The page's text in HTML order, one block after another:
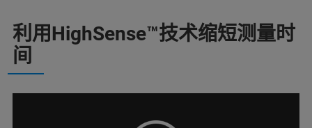
利用HighSense™技术缩短测量时
间